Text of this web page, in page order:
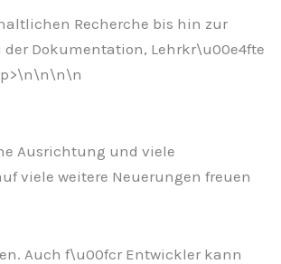
Recherche bis hin zur
Dokumentation, Lehrkr\u00e4fte
\n\n\n
Ausrichtung und viele
viele weitere Neuerungen freuen
Auch f\u00fcr Entwickler kann